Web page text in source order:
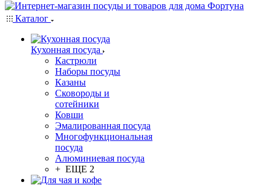
Каталог
Кухонная посуда
Кастрюли
Наборы посуды
Казаны
Сковороды и
сотейники
Ковши
Эмалированная посуда
Многофункциональная
посуда
Алюминиевая посуда
+ ЕЩЕ 2